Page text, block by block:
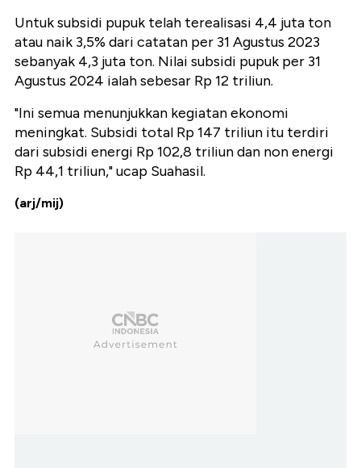
Untuk subsidi pupuk telah terealisasi 4,4 juta ton
atau naik 3,5% dari catatan per 31 Agustus 2023
sebanyak 4,3 juta ton. Nilai subsidi pupuk per 31
Agustus 2024 ialah sebesar Rp 12 triliun.
"Ini semua menunjukkan kegiatan ekonomi
meningkat. Subsidi total Rp 147 triliun itu terdiri
dari subsidi energi Rp 102,8 triliun dan non energi
Rp 44,1 triliun," ucap Suahasil.
(arj/mij)